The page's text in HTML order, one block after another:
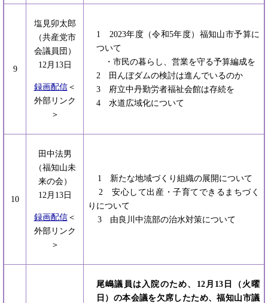
9
塩見卯太郎
（共産党市
会議員団）
12月13日
録画配信＜
外部リンク
＞
1 2023年度（令和5年度）福知山市予算に
ついて
・市民の暮らし、営業を守る予算編成を
2 田んぼダムの検討は進んでいるのか
3 府立中丹勤労者福祉会館は存続を
4 水道広域化について
10
田中法男
（福知山未
来の会）
12月13日
録画配信＜
外部リンク
＞
1 新たな地域づくり組織の展開について
2 安心して出産・子育てできるまちづく
りについて
3 由良川中流部の治水対策について
尾嶋議員は入院のため、12月13日（火曜
日）の本会議を欠席したため、福知山市議